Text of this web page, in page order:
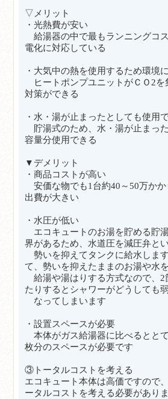
▽メリット
・光熱費が安い
給湯器の中で最もランニングコ
電化に対応している
・大気中の熱を使用するため環境
ヒートポンプユニットがＣＯ2を
対策ができる
・水・湯が止まったとしても使用
貯湯式のため、水・湯が止まっ
容量分使用できる
▼デメリット
・商品コストが高い
安価な物でも1台約40～50万か
出費が大きい
・水圧が低い
エコキュートのお湯を貯める貯
界があるため、水道圧を減圧弁と
勢いを抑えてタンクに給水しま
て、勢いを抑えた ままのお湯や水
給湯や湯はりする方式なので、2
たりするとシャワーがどうしても弱
なってしまいます
・設置スペースが必要
本体がガス給湯器に比べるとと
枚分のスペースが必要です
③トータルコストを考える
エコキュート本体は高価ですので
ータルコストを考える必要があり